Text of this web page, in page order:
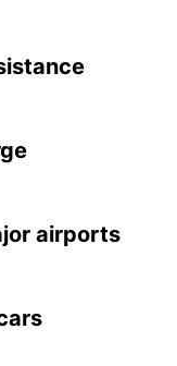
airports